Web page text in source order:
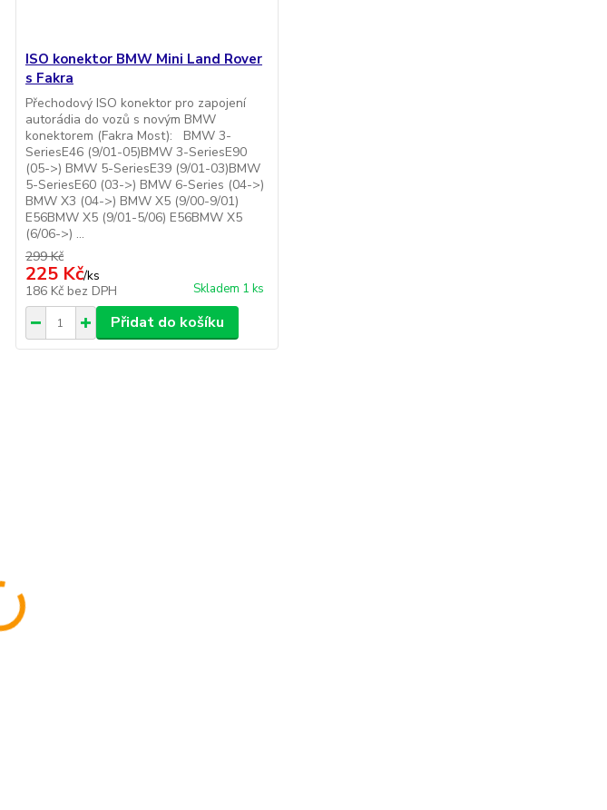
ISO konektor BMW Mini Land Rover
s Fakra
Přechodový ISO konektor pro zapojení
autorádia do vozů s novým BMW
konektorem (Fakra Most): BMW 3-
SeriesE46 (9/01-05)BMW 3-SeriesE90
(05->) BMW 5-SeriesE39 (9/01-03)BMW
5-SeriesE60 (03->) BMW 6-Series (04->)
BMW X3 (04->) BMW X5 (9/00-9/01)
E56BMW X5 (9/01-5/06) E56BMW X5
(6/06->) ...
299 Kč
225 Kč/ks
186 Kč bez DPH Skladem 1 ks
Přidat do košíku